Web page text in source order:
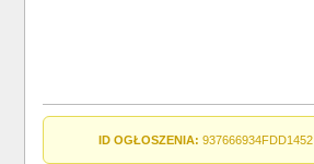
ID OGŁOSZENIA: 937666934FDD1452